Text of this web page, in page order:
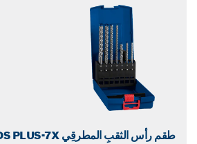
طقم رأس الثقبِ المطرقِي EXPERT SDS PLUS-7X